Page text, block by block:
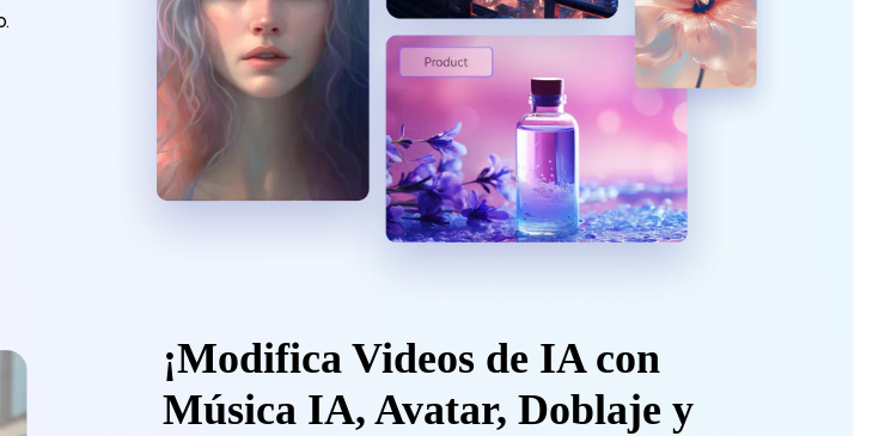
¡Modifica Videos de IA con
Música IA, Avatar, Doblaje y